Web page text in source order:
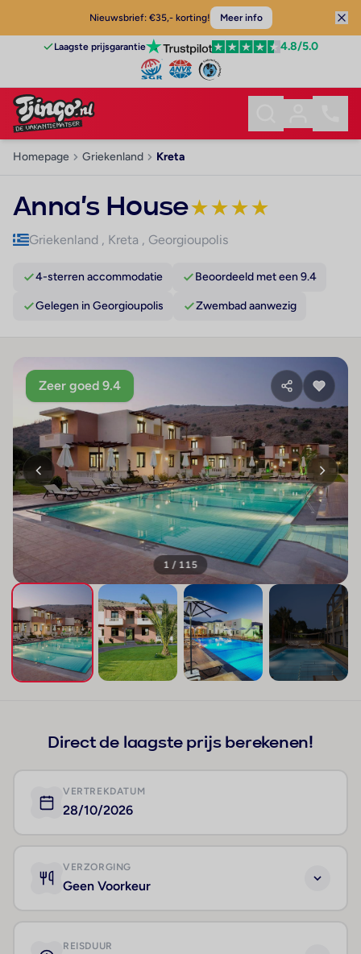
Nieuwsbrief: €35,- korting! Meer info
Laagste prijsgarantie 4.8/5.0
Homepage Griekenland Kreta
Anna's House★★★★
Griekenland , Kreta , Georgioupolis
4-sterren accommodatie Beoordeeld met een 9.4
Gelegen in Georgioupolis Zwembad aanwezig
Zeer goed 9.4
1 / 115
Direct de laagste prijs berekenen!
VERTREKDATUM
28/10/2026
VERZORGING
Geen Voorkeur
REISDUUR